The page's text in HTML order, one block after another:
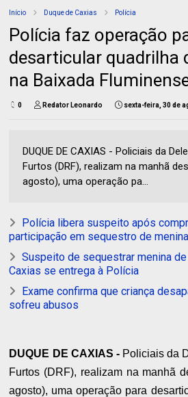
Início Duque de Caxias Polícia
Polícia faz operação
desarticular quadrilha
na Baixada
0 Redator Leonardo sexta-feira, 30 de
DUQUE DE CAXIAS - Policiais da
Furtos (DRF), realizam na manhã
agosto), uma operação pa...
Polícia libera suspeito após
participação em sequestro de
Suspeito de sequestrar menina
Caxias se entrega à Polícia
Exame confirma que criança
sofreu abusos
DUQUE DE CAXIAS -Policiais da
Furtos (DRF), realizam na manhã
agosto), uma operação para